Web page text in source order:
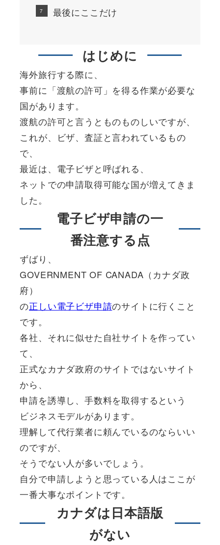
最後にここだけ
はじめに
海外旅行する際に、
事前に「渡航の許可」を得る作業が必要な
国があります。
渡航の許可と言うとものものしいですが、
これが、ビザ、査証と言われているもの
で、
最近は、電子ビザと呼ばれる、
ネットでの申請取得可能な国が増えてきま
した。
電子ビザ申請の一
番注意する点
ずばり、
GOVERNMENT OF CANADA（カナダ政
府）
の正しい電子ビザ申請のサイトに行くこと
です。
各社、それに似せた自社サイトを作ってい
て、
正式なカナダ政府のサイトではないサイト
から、
申請を誘導し、手数料を取得するという
ビジネスモデルがあります。
理解して代行業者に頼んでいるのならいい
のですが、
そうでない人が多いでしょう。
自分で申請しようと思っている人はここが
一番大事なポイントです。
カナダは日本語版
がない